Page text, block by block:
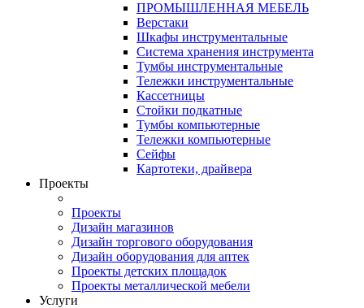
ПРОМЫШЛЕННАЯ МЕБЕЛЬ
Верстаки
Шкафы инструментальные
Система хранения инструмента
Тумбы инструментальные
Тележки инструментальные
Кассетницы
Стойки подкатные
Тумбы компьютерные
Тележки компьютерные
Сейфы
Картотеки, драйвера
Проекты
Проекты
Дизайн магазинов
Дизайн торгового оборудования
Дизайн оборудования для аптек
Проекты детских площадок
Проекты металлической мебели
Услуги